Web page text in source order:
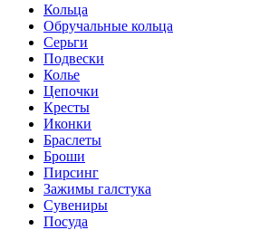
Кольца
Обручальные кольца
Серьги
Подвески
Колье
Цепочки
Кресты
Иконки
Браслеты
Броши
Пирсинг
Зажимы галстука
Сувениры
Посуда